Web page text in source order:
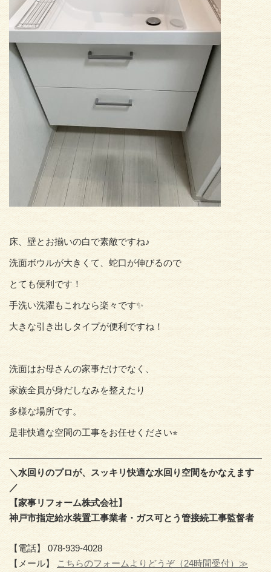
床、壁とお揃いの白で素敵ですね♪
洗面ボウルが大きくて、蛇口が伸びるので
とても便利です！
手洗い洗濯もこれなら楽々です✨
大きな引き出しタイプが便利ですね！
洗面はお母さんの家事だけでなく、
家族全員が身だしなみを整えたり
多様な場所です。
是非快適な空間の工事をお任せください⭐︎
＼水回りのプロが、スッキリ快適な水回り空間をかなえます
／
【家事リフォーム株式会社】
神戸市指定給水装置工事業者・ガス可とう管接続工事監督者
【電話】 078-939-4028
【メール】
こちらのフォームよりどうぞ（24時間受付）≫